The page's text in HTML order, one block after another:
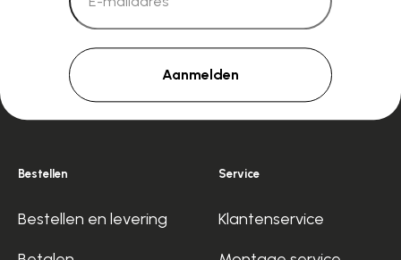
Aanmelden
Bestellen
Bestellen en levering
Service
Klantenservice